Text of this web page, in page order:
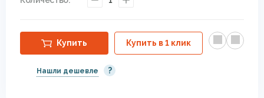
Купить Купить в 1 клик
Нашли дешевле ?